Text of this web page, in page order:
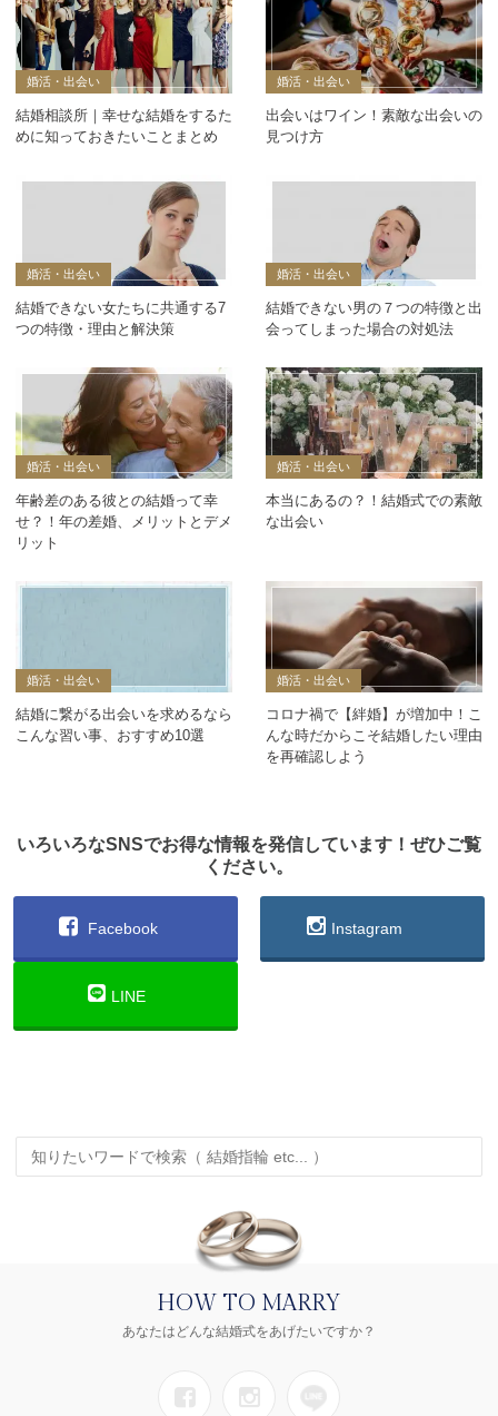
婚活・出会い
結婚相談所｜幸せな結婚をするた
めに知っておきたいことまとめ
婚活・出会い
出会いはワイン！素敵な出会いの
見つけ方
婚活・出会い
結婚できない女たちに共通する7
つの特徴・理由と解決策
婚活・出会い
結婚できない男の７つの特徴と出
会ってしまった場合の対処法
婚活・出会い
年齢差のある彼との結婚って幸
せ？！年の差婚、メリットとデメ
リット
婚活・出会い
本当にあるの？！結婚式での素敵
な出会い
婚活・出会い
結婚に繋がる出会いを求めるなら
こんな習い事、おすすめ10選
婚活・出会い
コロナ禍で【絆婚】が増加中！こ
んな時だからこそ結婚したい理由
を再確認しよう
いろいろなSNSでお得な情報を発信しています！ぜひご覧
ください。
Facebook Instagram
LINE
HOW TO MARRY
あなたはどんな結婚式をあげたいですか？